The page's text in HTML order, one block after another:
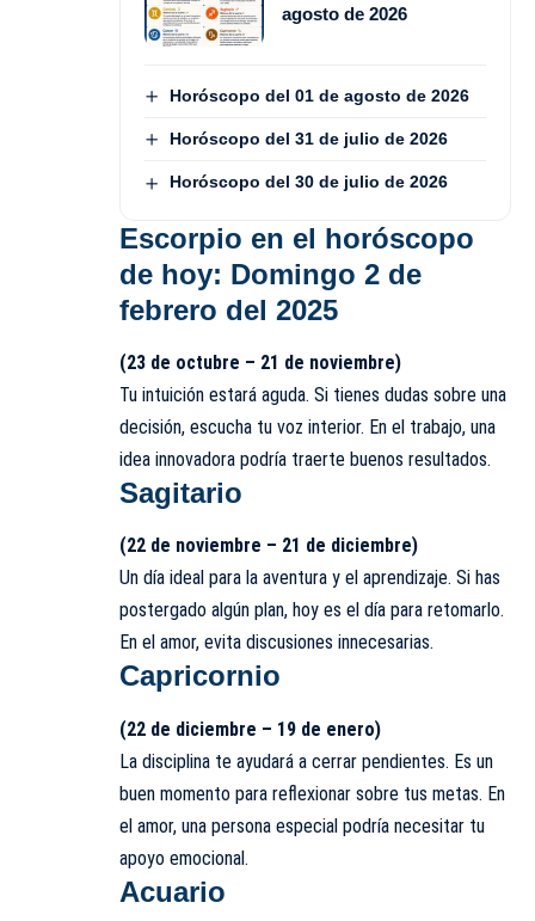
agosto de 2026
Horóscopo del 01 de agosto de 2026
Horóscopo del 31 de julio de 2026
Horóscopo del 30 de julio de 2026
Escorpio en el horóscopo
de hoy: Domingo 2 de
febrero del 2025
(23 de octubre – 21 de noviembre)
Tu intuición estará aguda. Si tienes dudas sobre una
decisión, escucha tu voz interior. En el trabajo, una
idea innovadora podría traerte buenos resultados.
Sagitario
(22 de noviembre – 21 de diciembre)
Un día ideal para la aventura y el aprendizaje. Si has
postergado algún plan, hoy es el día para retomarlo.
En el amor, evita discusiones innecesarias.
Capricornio
(22 de diciembre – 19 de enero)
La disciplina te ayudará a cerrar pendientes. Es un
buen momento para reflexionar sobre tus metas. En
el amor, una persona especial podría necesitar tu
apoyo emocional.
Acuario